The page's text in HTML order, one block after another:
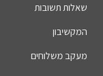
שאלות תשובות
המקשיבון
מעקב משלוחים